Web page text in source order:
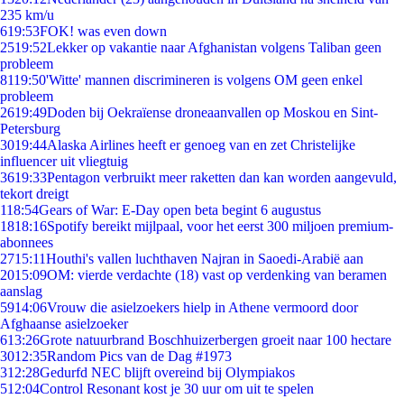
235 km/u
619:53FOK! was even down
2519:52Lekker op vakantie naar Afghanistan volgens Taliban geen
probleem
8119:50'Witte' mannen discrimineren is volgens OM geen enkel
probleem
2619:49Doden bij Oekraïense droneaanvallen op Moskou en Sint-
Petersburg
3019:44Alaska Airlines heeft er genoeg van en zet Christelijke
influencer uit vliegtuig
3619:33Pentagon verbruikt meer raketten dan kan worden aangevuld,
tekort dreigt
118:54Gears of War: E-Day open beta begint 6 augustus
1818:16Spotify bereikt mijlpaal, voor het eerst 300 miljoen premium-
abonnees
2715:11Houthi's vallen luchthaven Najran in Saoedi-Arabië aan
2015:09OM: vierde verdachte (18) vast op verdenking van beramen
aanslag
5914:06Vrouw die asielzoekers hielp in Athene vermoord door
Afghaanse asielzoeker
613:26Grote natuurbrand Boschhuizerbergen groeit naar 100 hectare
3012:35Random Pics van de Dag #1973
312:28Gedurfd NEC blijft overeind bij Olympiakos
512:04Control Resonant kost je 30 uur om uit te spelen